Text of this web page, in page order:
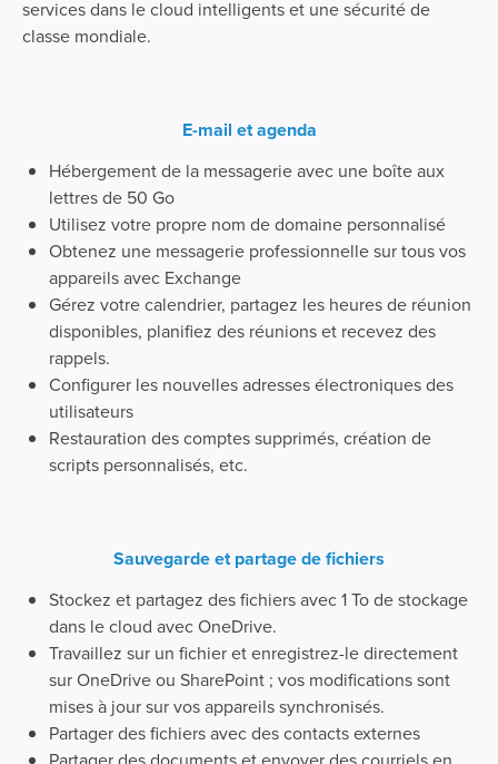
services dans le cloud intelligents et une sécurité de
classe mondiale.
E-mail et agenda
Hébergement de la messagerie avec une boîte aux
lettres de 50 Go
Utilisez votre propre nom de domaine personnalisé
Obtenez une messagerie professionnelle sur tous vos
appareils avec Exchange
Gérez votre calendrier, partagez les heures de réunion
disponibles, planifiez des réunions et recevez des
rappels.
Configurer les nouvelles adresses électroniques des
utilisateurs
Restauration des comptes supprimés, création de
scripts personnalisés, etc.
Sauvegarde et partage de fichiers
Stockez et partagez des fichiers avec 1 To de stockage
dans le cloud avec OneDrive.
Travaillez sur un fichier et enregistrez-le directement
sur OneDrive ou SharePoint ; vos modifications sont
mises à jour sur vos appareils synchronisés.
Partager des fichiers avec des contacts externes